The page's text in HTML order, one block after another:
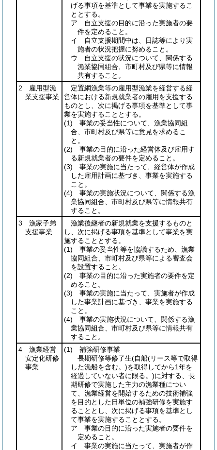
げる事項を基準として事業を実施するこ
ととする。
ア 自立支援の目的に沿った実施者の要
件を定めること。
イ 自立支援期間中は、日誌等により実
施者の状況把握に努めること。
ウ 自立支援の状況について、関係する
漁業協同組合、市町村及び県等に情報
共有すること。
2 雇用型漁
業支援事業
定置網漁業等の雇用型漁業を経営する経
営体における新規就業者の雇用を支援する
ものとし、次に掲げる事項を基準として事
業を実施することとする。
(1) 事業の妥当性について、漁業協同組
合、市町村及び県等に意見を求めるこ
と。
(2) 事業の目的に沿った経営体及び雇用す
る新規就業者の要件を定めること。
(3) 事業の実施に当たって、経営体が作成
した雇用計画に基づき、事業を実施する
こと。
(4) 事業の実施状況について、関係する漁
業協同組合、市町村及び県等に情報共有
すること。
3 漁家子弟
支援事業
漁業後継者の新規就業を支援するものと
し、次に掲げる事項を基準として事業を実
施することとする。
(1) 事業の妥当性等を協議するため、漁業
協同組合、市町村及び県等による審査会
を設置すること。
(2) 事業の目的に沿った実施者の要件を定
めること。
(3) 事業の実施に当たって、実施者が作成
した事業計画に基づき、事業を実施する
こと。
(4) 事業の実施状況について、関係する漁
業協同組合、市町村及び県等に情報共有
すること。
4 漁業経営
安定化研修
事業
(1) 補強研修事業
長期研修等修了生(自船(リース等で取得
した漁船を含む。)を取得してから1年を
経過していない者に限る。)に対する、長
期研修で実施した主力の漁業種につい
て、漁業経営を開始するための技術補強
を目的とした日単位の補強研修を実施す
ることとし、次に掲げる事項を基準とし
て事業を実施することとする。
ア 事業の目的に沿った実施者の要件を
定めること。
イ 事業の実施に当たって、実施者が作